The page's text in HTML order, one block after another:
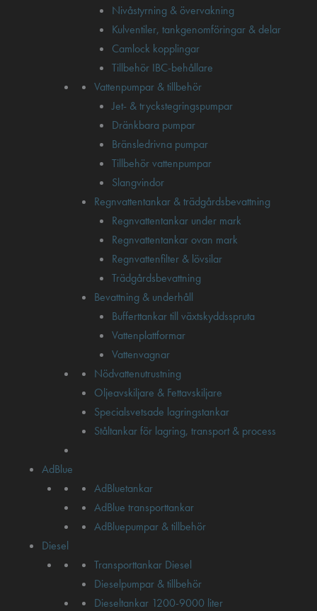
Nivåstyrning & övervakning
Kulventiler, tankgenomföringar & delar
Camlock kopplingar
Tillbehör IBC-behållare
Vattenpumpar & tillbehör
Jet- & tryckstegringspumpar
Dränkbara pumpar
Bränsledrivna pumpar
Tillbehör vattenpumpar
Slangvindor
Regnvattentankar & trädgårdsbevattning
Regnvattentankar under mark
Regnvattentankar ovan mark
Regnvattenfilter & lövsilar
Trädgårdsbevattning
Bevattning & underhåll
Bufferttankar till växtskyddsspruta
Vattenplattformar
Vattenvagnar
Nödvattenutrustning
Oljeavskiljare & Fettavskiljare
Specialsvetsade lagringstankar
Ståltankar för lagring, transport & process
AdBlue
AdBluetankar
AdBlue transporttankar
AdBluepumpar & tillbehör
Diesel
Transporttankar Diesel
Dieselpumpar & tillbehör
Dieseltankar 1200-9000 liter